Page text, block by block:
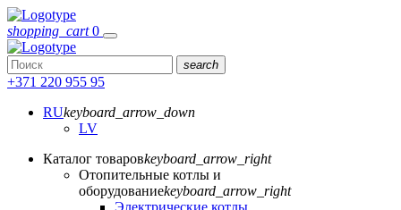
shopping_cart 0
search
+371 220 955 95
RUkeyboard_arrow_down
LV
Каталог товаровkeyboard_arrow_right
Отопительные котлы и
оборудованиеkeyboard_arrow_right
Электрические котлы